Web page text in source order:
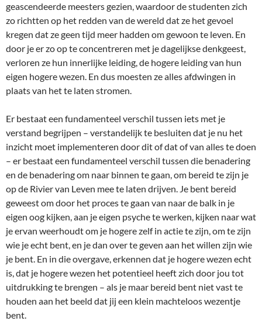
geascendeerde meesters gezien, waardoor de studenten zich
zo richtten op het redden van de wereld dat ze het gevoel
kregen dat ze geen tijd meer hadden om gewoon te leven. En
door je er zo op te concentreren met je dagelijkse denkgeest,
verloren ze hun innerlijke leiding, de hogere leiding van hun
eigen hogere wezen. En dus moesten ze alles afdwingen in
plaats van het te laten stromen.
Er bestaat een fundamenteel verschil tussen iets met je
verstand begrijpen – verstandelijk te besluiten dat je nu het
inzicht moet implementeren door dit of dat of van alles te doen
– er bestaat een fundamenteel verschil tussen die benadering
en de benadering om naar binnen te gaan, om bereid te zijn je
op de Rivier van Leven mee te laten drijven. Je bent bereid
geweest om door het proces te gaan van naar de balk in je
eigen oog kijken, aan je eigen psyche te werken, kijken naar wat
je ervan weerhoudt om je hogere zelf in actie te zijn, om te zijn
wie je echt bent, en je dan over te geven aan het willen zijn wie
je bent. En in die overgave, erkennen dat je hogere wezen echt
is, dat je hogere wezen het potentieel heeft zich door jou tot
uitdrukking te brengen – als je maar bereid bent niet vast te
houden aan het beeld dat jij een klein machteloos wezentje
bent.